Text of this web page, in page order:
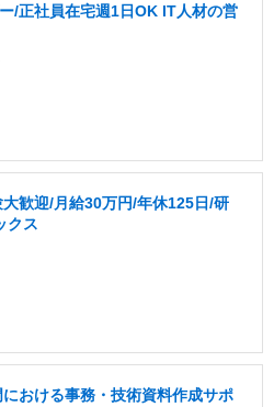
/正社員在宅週1日OK IT人材の営
大歓迎/月給30万円/年休125日/研
クス
おける事務・技術資料作成サポ